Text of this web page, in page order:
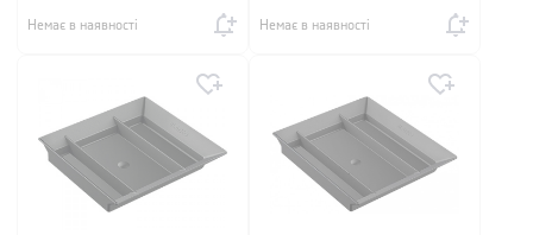
Немає в наявності Немає в наявності